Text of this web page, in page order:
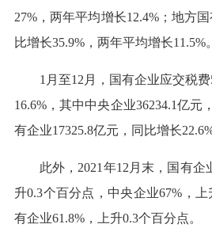
27%，两年平均增长12.4%；地方
比增长35.9%，两年平均增长11.5%。
1月至12月，国有企业应交税
16.6%，其中中央企业36234.1亿元
有企业17325.8亿元，同比增长22.6%
此外，2021年12月末，国有企
升0.3个百分点，中央企业67%，
有企业61.8%，上升0.3个百分点。